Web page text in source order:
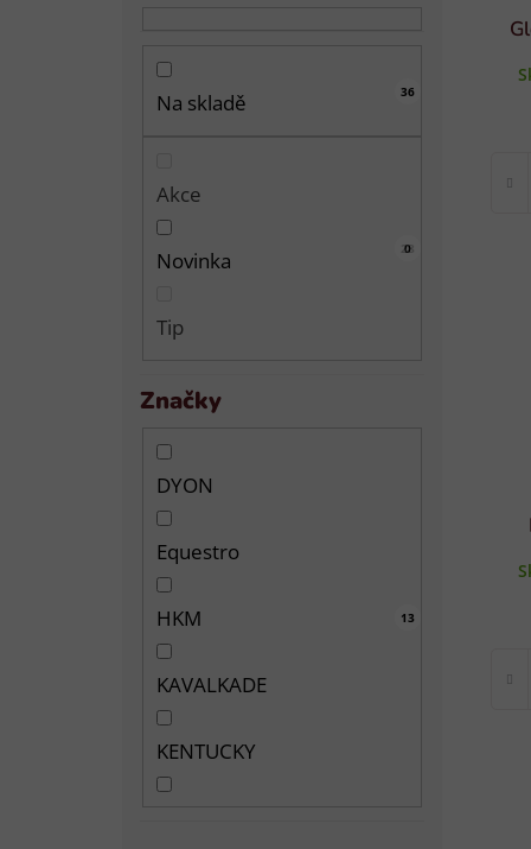
Na skladě 36
Akce
0
Novinka 28
Tip
0
Značky
DYON
4
Equestro
1
HKM 19
KAVALKADE
47
KENTUCKY
1
13